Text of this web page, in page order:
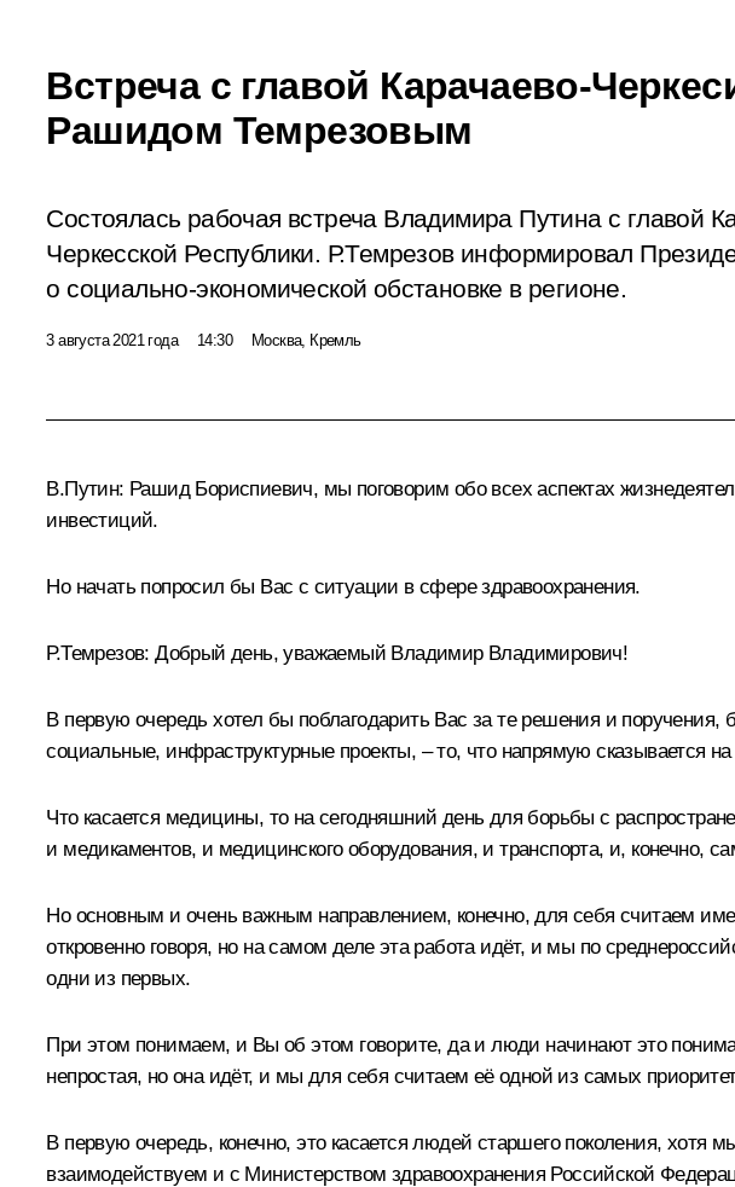
Встреча с главой Карачаево-
Рашидом Темрезовым
Состоялась рабочая встреча Владимира Путина с главой
Черкесской Республики. Р.Темрезов информировал
о социально-экономической обстановке в регионе.
3 августа 2021 года 14:30 Москва, Кремль
В.Путин: Рашид Бориспиевич, мы поговорим обо всех аспектах
инвестиций.
Но начать попросил бы Вас с ситуации в сфере здравоохранения.
Р.Темрезов:Добрый день, уважаемый Владимир Владимирович!
В первую очередь хотел бы поблагодарить Вас за те решения и
социальные, инфраструктурные проекты, – то, что напрямую сказывается
Что касается медицины, то на сегодняшний день для борьбы с
и медикаментов, и медицинского оборудования, и транспорта, и, конечно,
Но основным и очень важным направлением, конечно, для себя считаем
откровенно говоря, но на самом деле эта работа идёт, и мы по
одни из первых.
При этом понимаем, и Вы об этом говорите, да и люди начинают это
непростая, но она идёт, и мы для себя считаем её одной из самых
В первую очередь, конечно, это касается людей старшего поколения,
взаимодействуем и с Министерством здравоохранения Российской